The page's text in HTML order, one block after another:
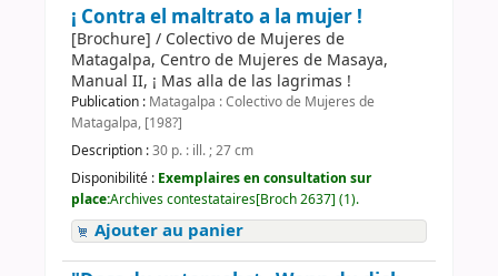
¡ Contra el maltrato a la mujer !
[Brochure] / Colectivo de Mujeres de
Matagalpa, Centro de Mujeres de Masaya,
Manual II, ¡ Mas alla de las lagrimas !
Publication : Matagalpa : Colectivo de Mujeres de
Matagalpa, [198?]
Description :30 p. : ill. ; 27 cm
Disponibilité : Exemplaires en consultation sur
place:Archives contestataires[Broch 2637] (1).
Ajouter au panier